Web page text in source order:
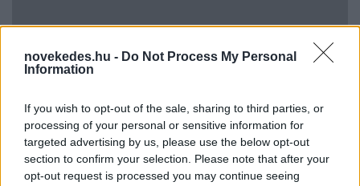
novekedes.hu - Do Not Process My Personal
Information
If you wish to opt-out of the sale, sharing to third parties, or
processing of your personal or sensitive information for
targeted advertising by us, please use the below opt-out
section to confirm your selection. Please note that after your
opt-out request is processed you may continue seeing
Mi lett Alain Delon vagyonával? Adóhatósági
csavar a sztoriban
HÍREK 2026. júl. 19.